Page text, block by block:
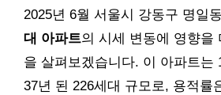
2025년 6월 서울시 강동구 명일
대 아파트의 시세 변동에 영향을
을 살펴보겠습니다. 이 아파트는
37년 된 226세대 규모로, 용적률